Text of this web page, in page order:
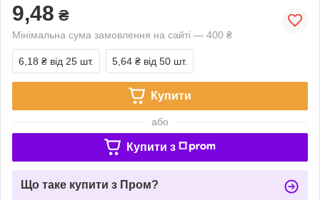
9,48 ₴
Мінімальна сума замовлення на сайті — 400 ₴
6,18 ₴ від 25 шт. 5,64 ₴ від 50 шт.
Купити
або
Купити з
Що таке купити з Пром?